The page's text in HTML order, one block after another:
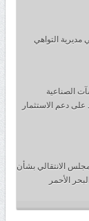
التواهي
الصناعية
على دعم الاستثمار
الانتقالي بشأن
الأحمر